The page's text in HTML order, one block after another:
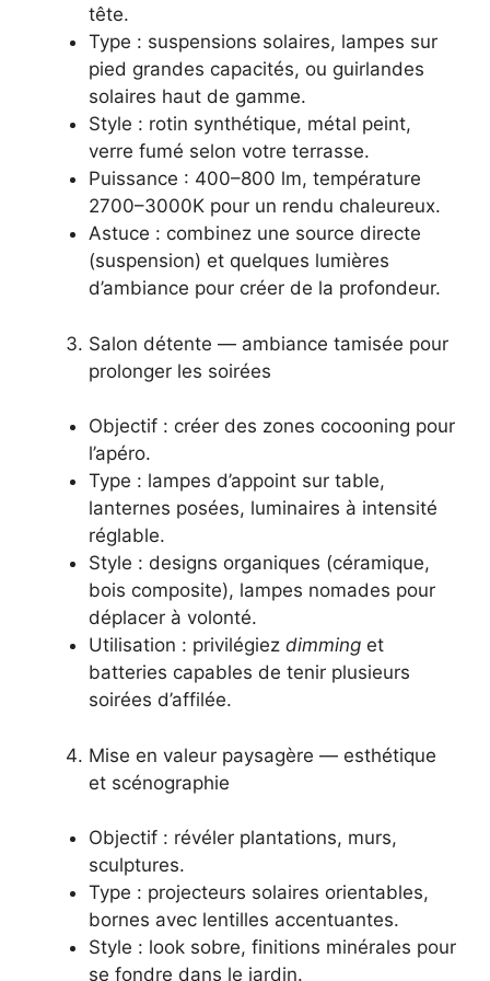
tête.
Type : suspensions solaires, lampes sur
pied grandes capacités, ou guirlandes
solaires haut de gamme.
Style : rotin synthétique, métal peint,
verre fumé selon votre terrasse.
Puissance : 400–800 lm, température
2700–3000K pour un rendu chaleureux.
Astuce : combinez une source directe
(suspension) et quelques lumières
d’ambiance pour créer de la profondeur.
Salon détente — ambiance tamisée pour
prolonger les soirées
Objectif : créer des zones cocooning pour
l’apéro.
Type : lampes d’appoint sur table,
lanternes posées, luminaires à intensité
réglable.
Style : designs organiques (céramique,
bois composite), lampes nomades pour
déplacer à volonté.
Utilisation : privilégiez dimming et
batteries capables de tenir plusieurs
soirées d’affilée.
Mise en valeur paysagère — esthétique
et scénographie
Objectif : révéler plantations, murs,
sculptures.
Type : projecteurs solaires orientables,
bornes avec lentilles accentuantes.
Style : look sobre, finitions minérales pour
se fondre dans le jardin.